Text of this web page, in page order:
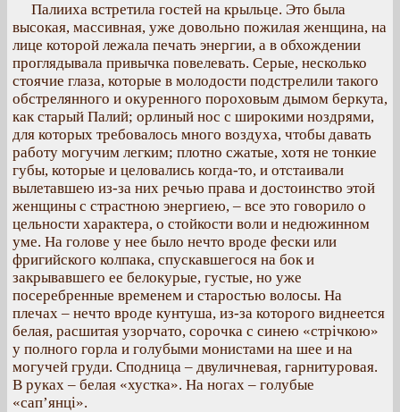
Палииха встретила гостей на крыльце. Это была
высокая, массивная, уже довольно пожилая женщина, на
лице которой лежала печать энергии, а в обхождении
проглядывала привычка повелевать. Серые, несколько
стоячие глаза, которые в молодости подстрелили такого
обстрелянного и окуренного пороховым дымом беркута,
как старый Палий; орлиный нос с широкими ноздрями,
для которых требовалось много воздуха, чтобы давать
работу могучим легким; плотно сжатые, хотя не тонкие
губы, которые и целовались когда-то, и отстаивали
вылетавшею из-за них речью права и достоинство этой
женщины с страстною энергиею, – все это говорило о
цельности характера, о стойкости воли и недюжинном
уме. На голове у нее было нечто вроде фески или
фригийского колпака, спускавшегося на бок и
закрывавшего ее белокурые, густые, но уже
посеребренные временем и старостью волосы. На
плечах – нечто вроде кунтуша, из-за которого виднеется
белая, расшитая узорчато, сорочка с синею «стрічкою»
у полного горла и голубыми монистами на шее и на
могучей груди. Сподница – двуличневая, гарнитуровая.
В руках – белая «хустка». На ногах – голубые
«сап’янці».